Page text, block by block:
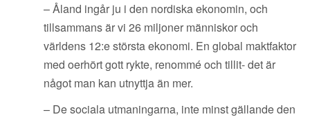
– Åland ingår ju i den nordiska ekonomin, och
tillsammans är vi 26 miljoner människor och
världens 12:e största ekonomi. En global maktfaktor
med oerhört gott rykte, renommé och tillit- det är
något man kan utnyttja än mer.
– De sociala utmaningarna, inte minst gällande den